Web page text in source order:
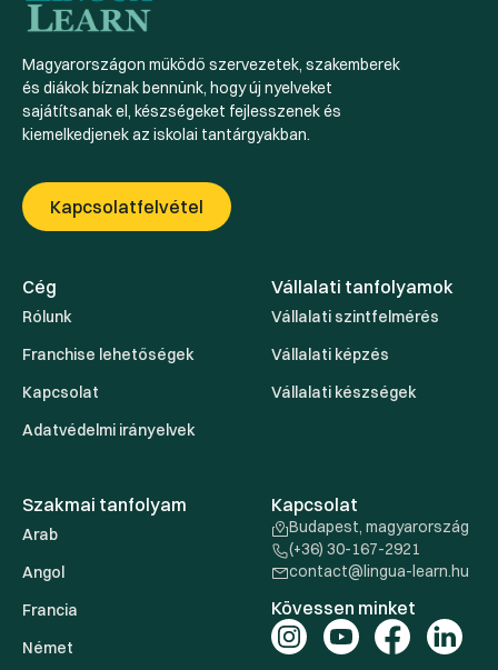
Magyarországon működő szervezetek, szakemberek
és diákok bíznak bennünk, hogy új nyelveket
sajátítsanak el, készségeket fejlesszenek és
kiemelkedjenek az iskolai tantárgyakban.
Kapcsolatfelvétel
Cég
Rólunk
Franchise lehetőségek
Kapcsolat
Adatvédelmi irányelvek
Vállalati tanfolyamok
Vállalati szintfelmérés
Vállalati képzés
Vállalati készségek
Szakmai tanfolyam
Arab
Angol
Francia
Német
Kapcsolat
Budapest, magyarország
(+36) 30-167-2921
contact@lingua-learn.hu
Kövessen minket